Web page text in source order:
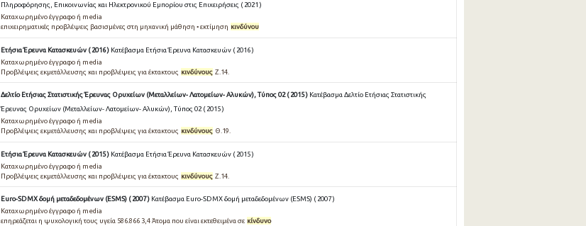
Πληροφόρησης, Επικοινωνίας και Ηλεκτρονικού Εμπορίου στις Επιχειρήσεις ( 2021 )
Καταχωρημένο έγγραφο ή media
επιχειρηματικές προβλέψεις βασισμένες στη μηχανική μάθηση • εκτίμηση κινδύνου
Ετήσια Έρευνα Κατασκευών ( 2016 ) Κατέβασμα Ετήσια Έρευνα Κατασκευών ( 2016 )
Καταχωρημένο έγγραφο ή media
Προβλέψεις εκμετάλλευσης και προβλέψεις για έκτακτους κινδύνους Z.14.
Δελτίο Ετήσιας Στατιστικής Έρευνας Ορυχείων (Μεταλλείων- Λατομείων- Αλυκών), Τύπος 02 ( 2015 ) Κατέβασμα Δελτίο Ετήσιας Στατιστικής
Έρευνας Ορυχείων (Μεταλλείων- Λατομείων- Αλυκών), Τύπος 02 ( 2015 )
Καταχωρημένο έγγραφο ή media
Προβλέψεις εκμετάλλευσης και προβλέψεις για έκτακτους κινδύνους Θ.19.
Ετήσια Έρευνα Κατασκευών ( 2015 ) Κατέβασμα Ετήσια Έρευνα Κατασκευών ( 2015 )
Καταχωρημένο έγγραφο ή media
Προβλέψεις εκμετάλλευσης και προβλέψεις για έκτακτους κινδύνους Z.14.
Euro-SDMX δομή μεταδεδομένων (ESMS) ( 2007 ) Κατέβασμα Euro-SDMX δομή μεταδεδομένων (ESMS) ( 2007 )
Καταχωρημένο έγγραφο ή media
επηρεάζεται η ψυχολογική τους υγεία 586.866 3,4 Άτομα που είναι εκτεθειμένα σε κίνδυνο